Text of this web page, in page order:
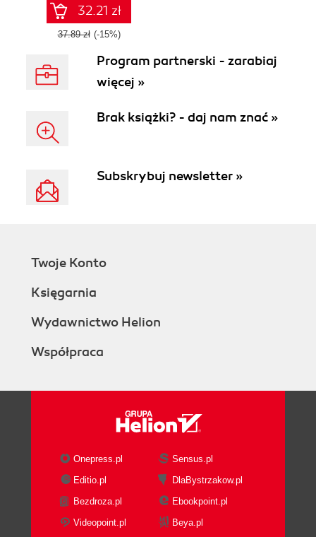
32.21 zł
37.89 zł (-15%)
Program partnerski - zarabiaj
więcej »
Brak książki? - daj nam znać »
Subskrybuj newsletter »
Twoje Konto
Księgarnia
Wydawnictwo Helion
Współpraca
Onepress.pl
Sensus.pl
Editio.pl
DlaBystrzakow.pl
Bezdroza.pl
Ebookpoint.pl
Videopoint.pl
Beya.pl